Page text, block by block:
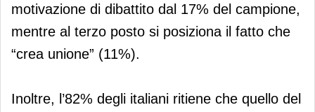
motivazione di dibattito dal 17% del campione,
mentre al terzo posto si posiziona il fatto che
“crea unione” (11%).
Inoltre, l’82% degli italiani ritiene che quello del